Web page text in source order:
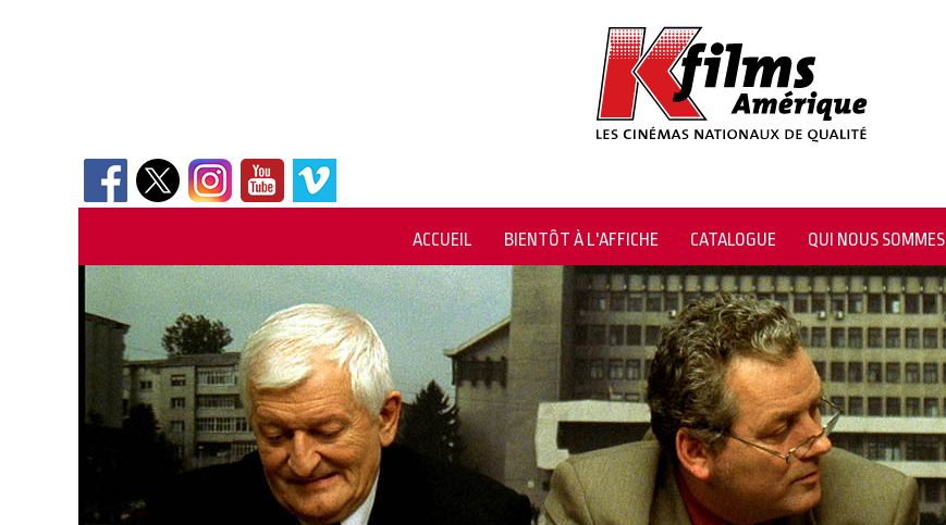
ACCUEIL BIENTÔT À L'AFFICHE CATALOGUE QUI NOUS SOMMES